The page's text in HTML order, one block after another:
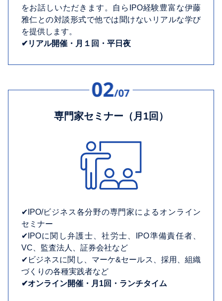
をお話しいただきます。自らIPO経験豊富な伊藤
雅仁との対談形式で他では聞けないリアルな学び
を提供します。
✔︎リアル開催・月１回・平日夜
専門家セミナー（月1回）
✔︎IPO/ビジネス各分野の専門家によるオンライン
セミナー
✔︎IPOに関し弁護士、社労士、IPO準備責任者、
VC、監査法人、証券会社など
✔︎ビジネスに関し、マーケ&セールス、採用、組織
づくりの各種実践者など
✔︎オンライン開催・月1回・ランチタイム